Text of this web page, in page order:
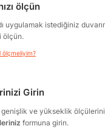
ölçün
uygulamak istediğiniz
ölçün.
ölçmeliyim?
Girin
genişlik ve yükseklik ölçülerini
formuna girin.